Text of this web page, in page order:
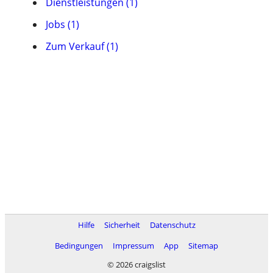
Jobs (1)
Zum Verkauf (1)
Hilfe Sicherheit
Datenschutz
Bedingungen
Impressum App
Sitemap
© 2026 craigslist